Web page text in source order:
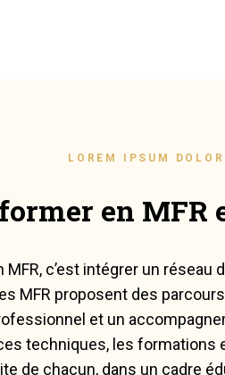
LOREM IPSUM
en MFR
c’est intégrer un
MFR proposent des
et un
techniques, les formations
de chacun, dans un cadre